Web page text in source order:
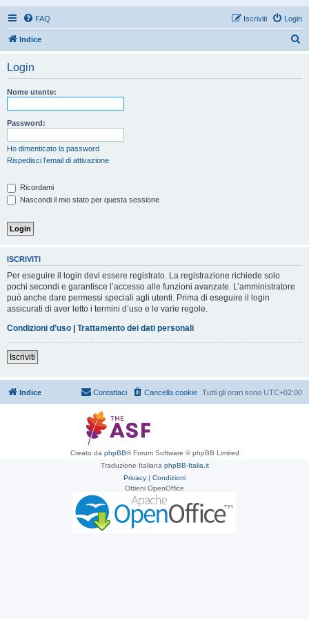
FAQ Login
Iscriviti
Indice
Login
Nome utente:
Password:
Ho dimenticato la password
Rispedisci l’email di attivazione
Ricordami
Nascondi il mio stato per questa sessione
ISCRIVITI
Per eseguire il login devi essere registrato. La registrazione richiede solo
pochi secondi e garantisce l’accesso alle funzioni avanzate. L’amministratore
può anche dare permessi speciali agli utenti. Prima di eseguire il login
assicurati di aver letto i termini d’uso e le varie regole.
Condizioni d’uso | Trattamento dei dati personali
Iscriviti
Indice Tutti gli orari sono UTC+02:00
Cancella cookie
Contattaci
Creato da phpBB® Forum Software © phpBB Limited
Traduzione Italiana phpBB-Italia.it
Privacy | Condizioni
Ottieni OpenOffice